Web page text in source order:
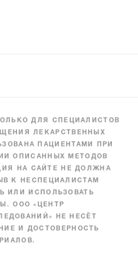
ДЛЯ СПЕЦИАЛИСТОВ
ЛЕКАРСТВЕННЫХ
ПАЦИЕНТАМИ ПРИ
ОПИСАННЫХ МЕТОДОВ
НА САЙТЕ НЕ ДОЛЖНА
К НЕСПЕЦИАЛИСТАМ
ИЛИ ИСПОЛЬЗОВАТЬ
ООО «ЦЕНТР
НЕ НЕСЁТ
И ДОСТОВЕРНОСТЬ